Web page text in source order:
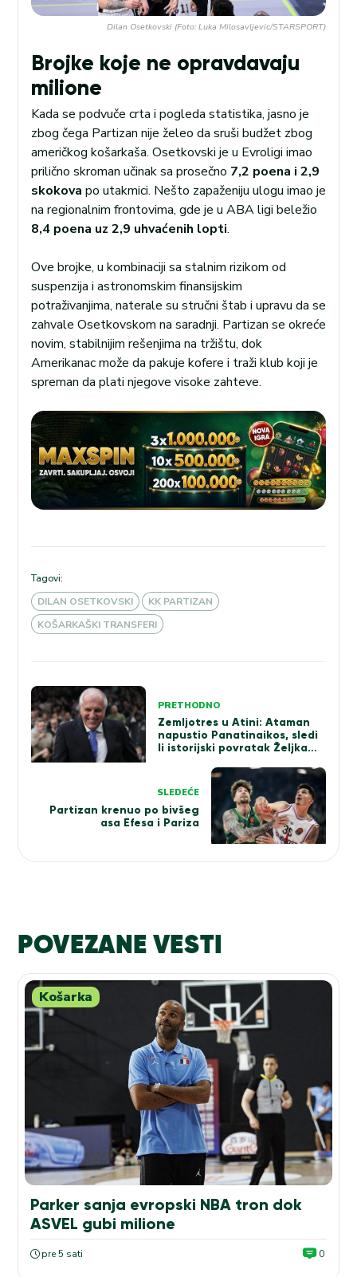
Dilan Osetkovski (Foto: Luka Milosavljevic/STARSPORT)
Brojke koje ne opravdavaju
milione
Kada se podvuče crta i pogleda statistika, jasno je
zbog čega Partizan nije želeo da sruši budžet zbog
američkog košarkaša. Osetkovski je u Evroligi imao
prilično skroman učinak sa prosečno 7,2 poena i 2,9
skokova po utakmici. Nešto zapaženiju ulogu imao je
na regionalnim frontovima, gde je u ABA ligi beležio
8,4 poena uz 2,9 uhvaćenih lopti.
Ove brojke, u kombinaciji sa stalnim rizikom od
suspenzija i astronomskim finansijskim
potraživanjima, naterale su stručni štab i upravu da se
zahvale Osetkovskom na saradnji. Partizan se okreće
novim, stabilnijim rešenjima na tržištu, dok
Amerikanac može da pakuje kofere i traži klub koji je
spreman da plati njegove visoke zahteve.
Tagovi:
DILAN OSETKOVSKI
KK PARTIZAN
KOŠARKAŠKI TRANSFERI
Kretanje
članka
PRETHODNO
Zemljotres u Atini: Ataman
napustio Panatinaikos, sledi
li istorijski povratak Željka
SLEDEĆE
Partizan krenuo po bivšeg
asa Efesa i Pariza
POVEZANE VESTI
Košarka
Parker sanja evropski NBA tron dok
ASVEL gubi milione
pre 5 sati 0